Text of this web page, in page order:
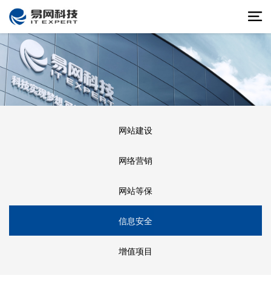
网站建设
网络营销
网站等保
信息安全
增值项目